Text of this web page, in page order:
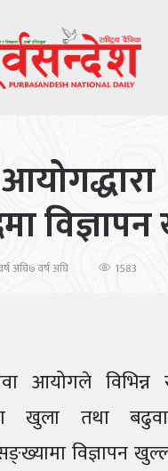
अघि७ वर्ष अघि 1583
आयोगले
खुला तथा
विज्ञापन